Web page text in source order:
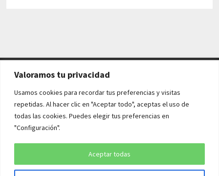
Valoramos tu privacidad
Usamos cookies para recordar tus preferencias y visitas
repetidas. Al hacer clic en "Aceptar todo", aceptas el uso de
todas las cookies. Puedes elegir tus preferencias en
"Configuración".
Aceptar todas
AVISO LEGAL Y POLÍTICAS
Aviso legal
Política de cookies